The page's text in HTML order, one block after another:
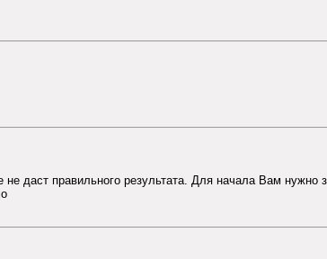
даст правильного результата. Для начала Вам